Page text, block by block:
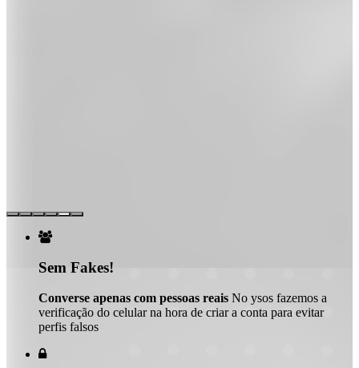

Sem Fakes!
Converse apenas com pessoas reais No ysos fazemos a
verificação do celular na hora de criar a conta para evitar
perfis falsos
